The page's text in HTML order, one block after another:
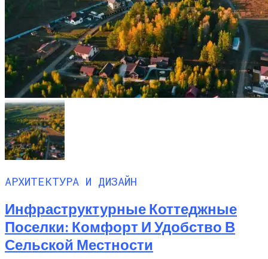
АРХИТЕКТУРА И ДИЗАЙН
Инфраструктурные Коттеджные
Поселки: Комфорт И Удобство В
Сельской Местности